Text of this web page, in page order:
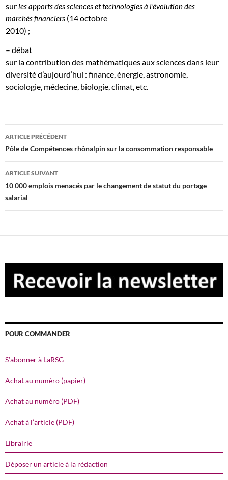
surles apports des sciences et technologies à l’évolution des
marchés financiers (14 octobre
2010) ;
– débat
sur la contribution des mathématiques aux sciences dans leur
diversité d’aujourd’hui : finance, énergie, astronomie,
sociologie, médecine, biologie, climat, etc.
Navigation
des
articles
ARTICLE PRÉCÉDENT
Pôle de Compétences rhônalpin sur la consommation responsable
ARTICLE SUIVANT
10 000 emplois menacés par le changement de statut du portage
salarial
POUR COMMANDER
S’abonner à LaRSG
Achat au numéro (papier)
Achat au numéro (PDF)
Achat à l’article (PDF)
Librairie
Déposer un article à la rédaction